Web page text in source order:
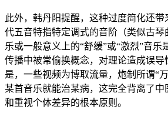
此外，韩丹阳提醒，这种过度简化还
代五音特指特定调式的音阶（类似古
乐或一般意义上的“舒缓”或“激烈”音乐
传播中被常偷换概念，对理论造成误导
是，一些视频为博取流量，炮制所谓“
某首音乐就能治某病，这完全背离了
和重视个体差异的根本原则。